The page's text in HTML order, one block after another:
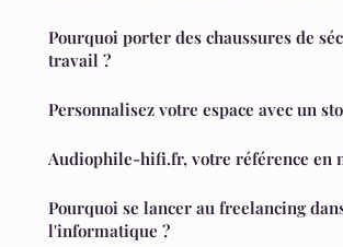
Pourquoi porter des chaussures de
travail ?
Personnalisez votre espace avec un
Audiophile-hifi.fr, votre référence en
Pourquoi se lancer au freelancing
l'informatique ?